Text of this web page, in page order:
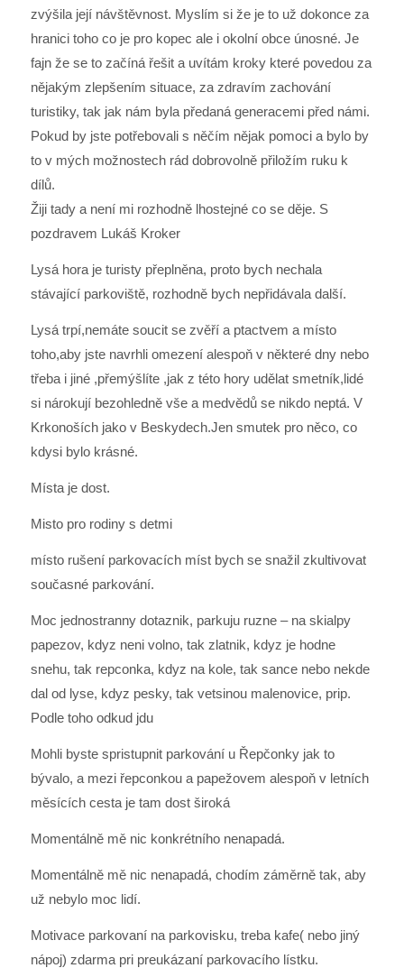
zvýšila její návštěvnost. Myslím si že je to už dokonce za
hranici toho co je pro kopec ale i okolní obce únosné. Je
fajn že se to začíná řešit a uvítám kroky které povedou za
nějakým zlepšením situace, za zdravím zachování
turistiky, tak jak nám byla předaná generacemi před námi.
Pokud by jste potřebovali s něčím nějak pomoci a bylo by
to v mých možnostech rád dobrovolně přiložím ruku k
dílů.
Žiji tady a není mi rozhodně lhostejné co se děje. S
pozdravem Lukáš Kroker
Lysá hora je turisty přeplněna, proto bych nechala
stávající parkoviště, rozhodně bych nepřidávala další.
Lysá trpí,nemáte soucit se zvěří a ptactvem a místo
toho,aby jste navrhli omezení alespoň v některé dny nebo
třeba i jiné ,přemýšlíte ,jak z této hory udělat smetník,lidé
si nárokují bezohledně vše a medvědů se nikdo neptá. V
Krkonoších jako v Beskydech.Jen smutek pro něco, co
kdysi bylo krásné.
Místa je dost.
Misto pro rodiny s detmi
místo rušení parkovacích míst bych se snažil zkultivovat
současné parkování.
Moc jednostranny dotaznik, parkuju ruzne – na skialpy
papezov, kdyz neni volno, tak zlatnik, kdyz je hodne
snehu, tak repconka, kdyz na kole, tak sance nebo nekde
dal od lyse, kdyz pesky, tak vetsinou malenovice, prip.
Podle toho odkud jdu
Mohli byste spristupnit parkování u Řepčonky jak to
bývalo, a mezi řepconkou a papežovem alespoň v letních
měsících cesta je tam dost široká
Momentálně mě nic konkrétního nenapadá.
Momentálně mě nic nenapadá, chodím záměrně tak, aby
už nebylo moc lidí.
Motivace parkovaní na parkovisku, treba kafe( nebo jiný
nápoj) zdarma pri preukázaní parkovacího lístku.